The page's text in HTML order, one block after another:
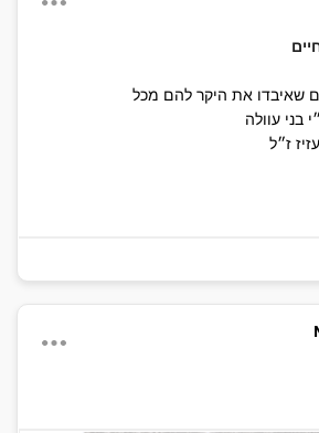
שאיבדו את היקר להם מכל
בני עוולה
ז״ל